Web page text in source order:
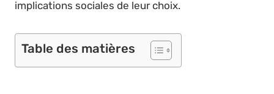
implications sociales de leur choix.
Table des matières